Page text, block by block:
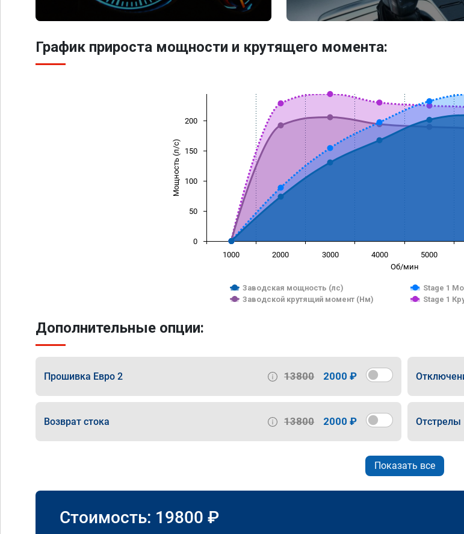
График прироста мощности и крутящего момента:
Об/мин
Мощность (л/с)
Заводская мощность (лс)
Stage 1
Заводской крутящий момент (Нм)
Stage 1
1000 2000 3000 4000 5000
0
50
100
150
200
Дополнительные опции:
Прошивка Евро 2 13800 2000 ₽
Возврат стока 13800 2000 ₽ Отстрелы
Показать все
Стоимость: 19800 ₽